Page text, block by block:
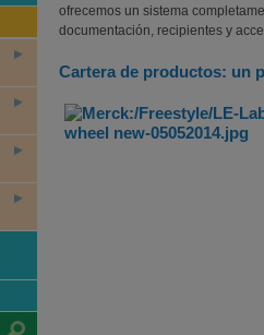
ofrecemos un sistema
documentación, recipientes y
Cartera de productos: un